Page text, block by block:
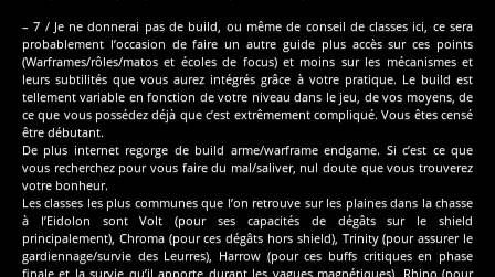
– 7 / Je ne donnerai pas de build, ou même de conseil de classes ici, ce sera
probablement l’occasion de faire un autre guide plus accès sur ces points
(Warframes/rôles/matos et écoles de focus) et moins sur les mécanismes et
leurs subtilités que vous aurez intégrés grâce à votre pratique. Le build est
tellement variable en fonction de votre niveau dans le jeu, de vos moyens, de
ce que vous possédez déjà que c’est extrêmement compliqué. Vous êtes censé
être débutant.
De plus internet regorge de build arme/warframe endgame. Si c’est ce que
vous recherchez pour vous faire du mal/saliver, nul doute que vous trouverez
votre bonheur.
Les classes les plus communes que l’on retrouve sur les plaines dans la chasse
à l’Eidolon sont Volt (pour ses capacités de dégâts sur le shield
principalement), Chroma (pour ces dégâts hors shield), Trinity (pour assurer le
gardiennage/survie des Leurres), Harrow (pour ces buffs critiques en phase
finale et la survie qu’il apporte durant les vagues magnétiques), Rhino (pour